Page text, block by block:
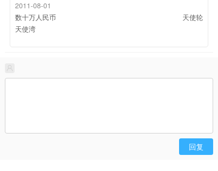
2011-08-01
天使轮
数十万人民币
天使湾
回复